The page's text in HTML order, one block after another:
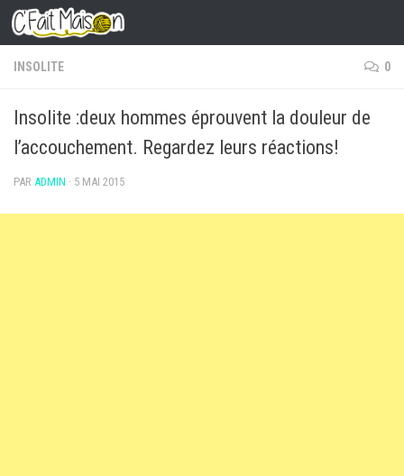
Skip to content
INSOLITE 0
Insolite :deux hommes éprouvent la douleur de
l’accouchement. Regardez leurs réactions!
PAR ADMIN · 5 MAI 2015